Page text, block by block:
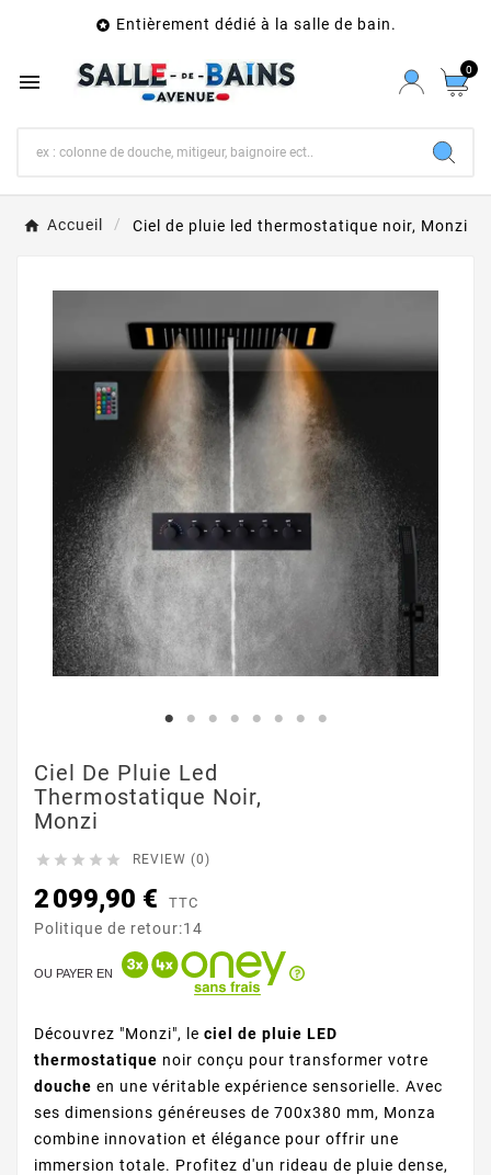
 Entièrement dédié à la salle de bain.
 0
Accueil Ciel de pluie led thermostatique noir, Monzi
Ciel De Pluie Led
Thermostatique Noir,
Monzi
     REVIEW (0)
2 099,90 € TTC
Politique de retour:14
OU PAYER EN
Découvrez "Monzi", le ciel de pluie LED
thermostatique noir conçu pour transformer votre
douche en une véritable expérience sensorielle. Avec
ses dimensions généreuses de 700x380 mm, Monza
combine innovation et élégance pour offrir une
immersion totale. Profitez d'un rideau de pluie dense,